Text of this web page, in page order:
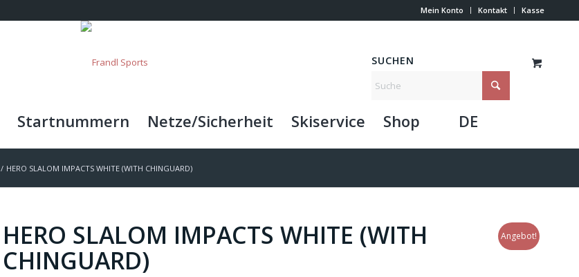
Mein Konto Kontakt Kasse
SUCHEN
Startnummern Netze/Sicherheit Skiservice Shop DE
/ HERO SLALOM IMPACTS WHITE (WITH CHINGUARD)
Angebot!
HERO SLALOM IMPACTS WHITE (WITH
CHINGUARD)